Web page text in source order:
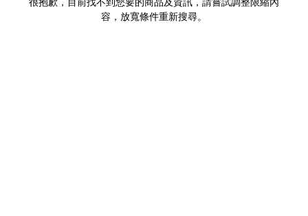
容，放寬條件重新搜尋。